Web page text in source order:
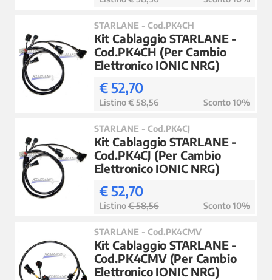
STARLANE - Cod.PK4CH
Kit Cablaggio STARLANE -
Cod.PK4CH (Per Cambio
Elettronico IONIC NRG)
€ 52,70
Listino€ 58,56 Sconto 10%
STARLANE - Cod.PK4CJ
Kit Cablaggio STARLANE -
Cod.PK4CJ (Per Cambio
Elettronico IONIC NRG)
€ 52,70
Listino€ 58,56 Sconto 10%
STARLANE - Cod.PK4CMV
Kit Cablaggio STARLANE -
Cod.PK4CMV (Per Cambio
Elettronico IONIC NRG)